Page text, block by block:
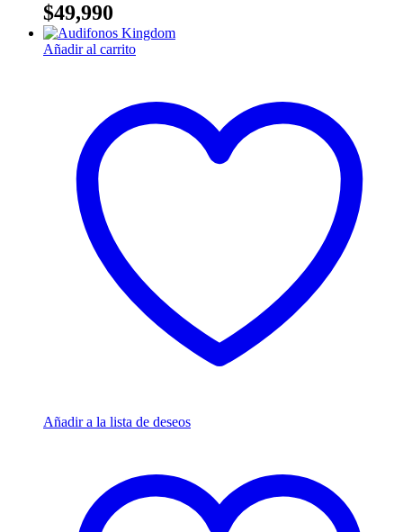
$49,990
Añadir al carrito
Añadir a la lista de deseos